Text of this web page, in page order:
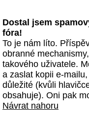
Dostal jsem
fóra!
To je nám líto.
obranné
takového uživatele.
a zaslat kopii e-
důležité (kvůli
obsahuje). Oni pak
Návrat nahoru